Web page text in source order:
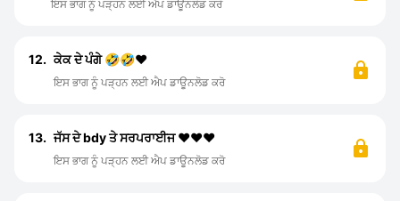
ਇਸ ਭਾਗ ਨੂੰ ਪੜ੍ਹਨ ਲਈ ਐਪ ਡਾਊਨਲੋਡ ਕਰੋ
12. ਕੇਕ ਦੇ ਪੰਗੇ 🤣🤣❤️
ਇਸ ਭਾਗ ਨੂੰ ਪੜ੍ਹਨ ਲਈ ਐਪ ਡਾਊਨਲੋਡ ਕਰੋ
13. ਜੱਸ ਦੇ bdy ਤੇ ਸਰਪਰਾਈਜ ❤️❤️❤️
ਇਸ ਭਾਗ ਨੂੰ ਪੜ੍ਹਨ ਲਈ ਐਪ ਡਾਊਨਲੋਡ ਕਰੋ